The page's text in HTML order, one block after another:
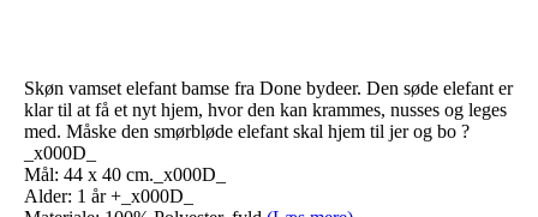
Skøn vamset elefant bamse fra Done bydeer. Den søde elefant er
klar til at få et nyt hjem, hvor den kan krammes, nusses og leges
med. Måske den smørbløde elefant skal hjem til jer og bo ?
_x000D_
Mål: 44 x 40 cm._x000D_
Alder: 1 år +_x000D_